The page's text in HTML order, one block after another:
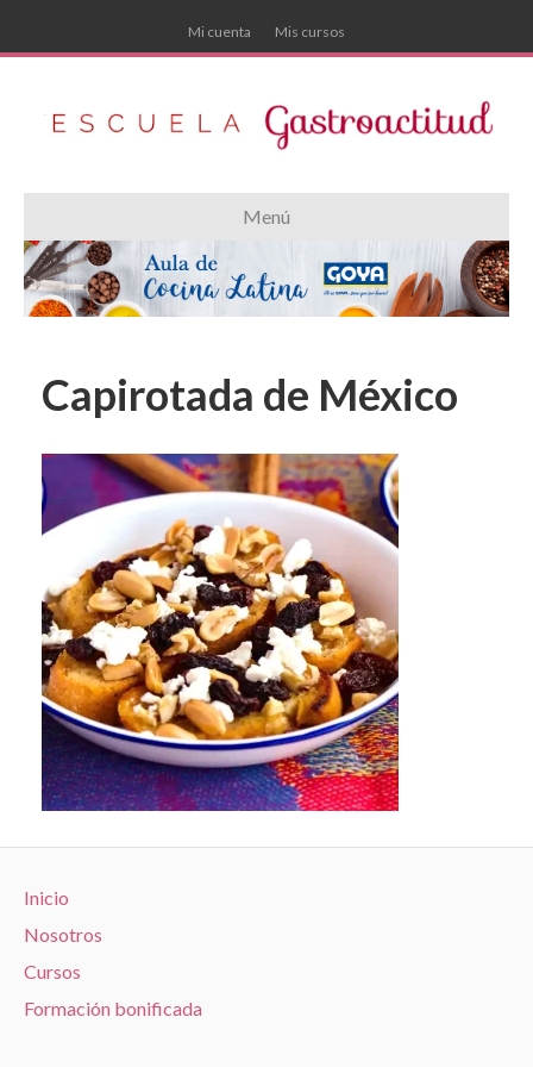
Mi cuenta Mis cursos
Menú
Capirotada de México
Inicio
Nosotros
Cursos
Formación bonificada